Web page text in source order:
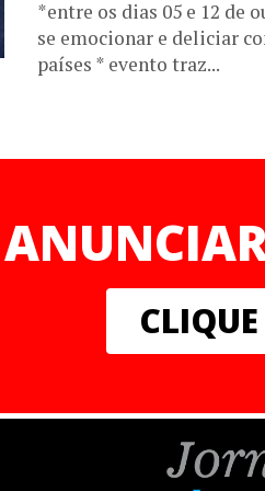
*entre os dias 05 e 12 de
se emocionar e deliciar
países * evento traz...